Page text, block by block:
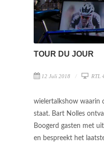
TOUR DU JOUR
12 Juli 2018 RTL 4
wielertalkshow waarin
staat. Bart Nolles
Boogerd gasten met
en bespreekt het